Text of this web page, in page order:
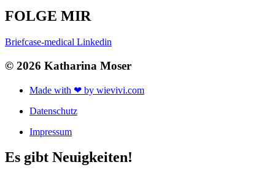
FOLGE MIR
Briefcase-medical Linkedin
© 2026 Katharina Moser
Made with ❤ by wievivi.com
Datenschutz
Impressum
Es gibt Neuigkeiten!